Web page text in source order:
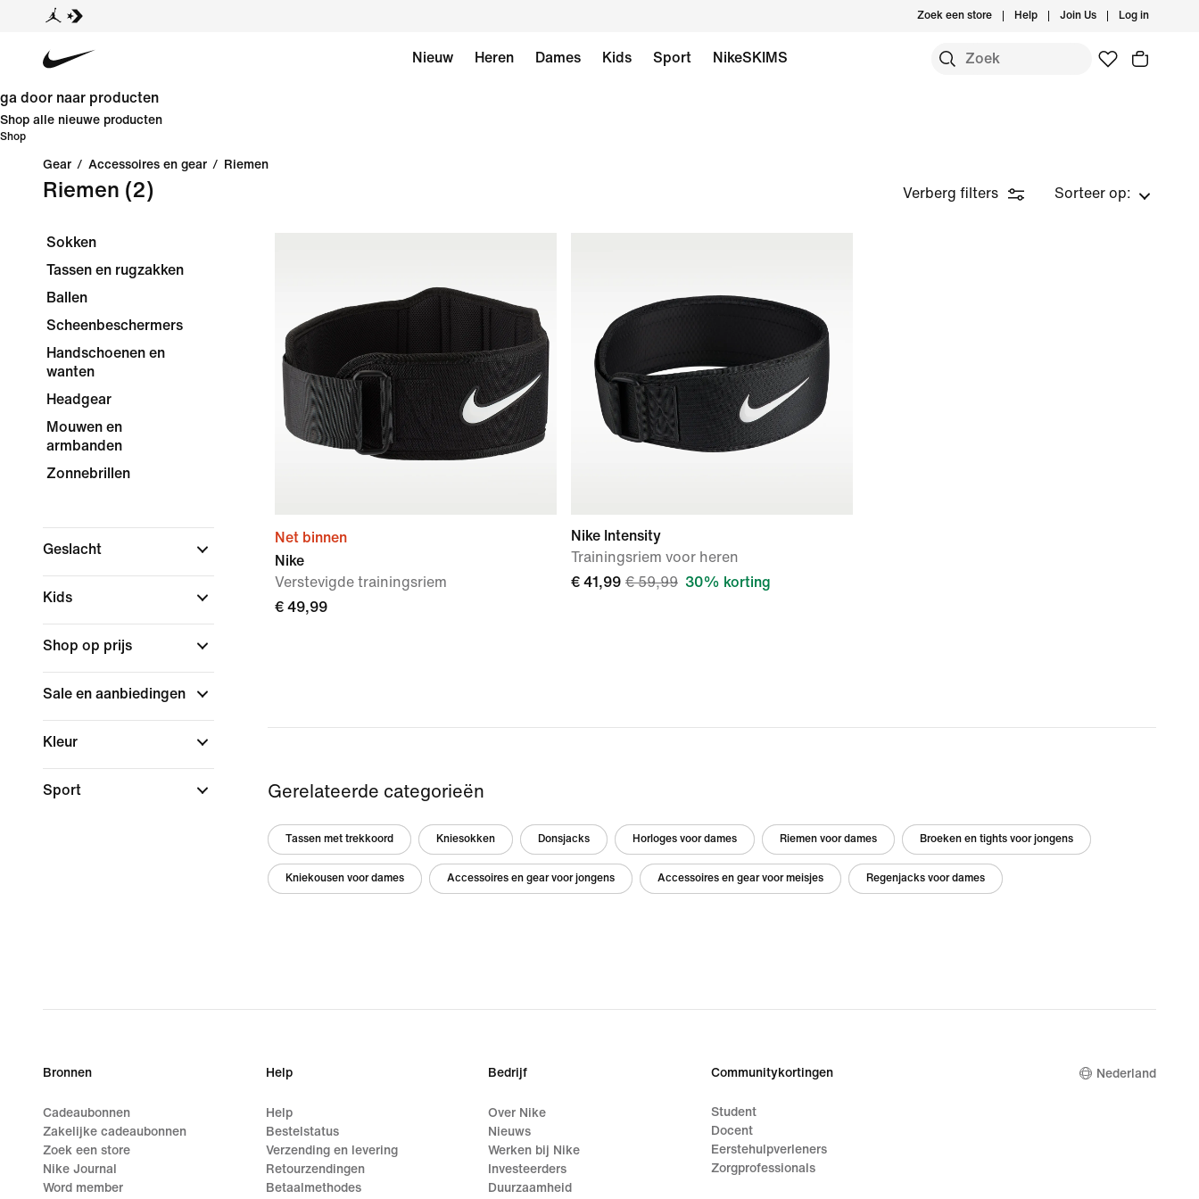
Zoek een store Help Join Us Log in
Nieuw Heren Dames Kids Sport NikeSKIMS
ga door naar producten
Shop alle nieuwe producten
Shop
Gear / Accessoires en gear / Riemen
Riemen (2) Verberg filters Sorteer op:
Sokken
Tassen en rugzakken
Ballen
Scheenbeschermers
Handschoenen en
wanten
Headgear
Mouwen en
armbanden
Zonnebrillen
Geslacht
Kids
Shop op prijs
Sale en aanbiedingen
Kleur
Sport
Net binnen
Nike
Verstevigde trainingsriem
€ 49,99
Nike Intensity
Trainingsriem voor heren
€ 41,99 € 59,99 30% korting
Gerelateerde categorieën
Tassen met trekkoord Kniesokken Donsjacks Horloges voor dames Riemen voor dames Broeken en tights voor jongens
Kniekousen voor dames Accessoires en gear voor jongens Accessoires en gear voor meisjes Regenjacks voor dames
Bronnen
Cadeaubonnen
Zakelijke cadeaubonnen
Zoek een store
Nike Journal
Word member
Help
Help
Bestelstatus
Verzending en levering
Retourzendingen
Betaalmethodes
Bedrijf
Over Nike
Nieuws
Werken bij Nike
Investeerders
Duurzaamheid
Communitykortingen
Student
Docent
Eerstehulpverleners
Zorgprofessionals
Nederland